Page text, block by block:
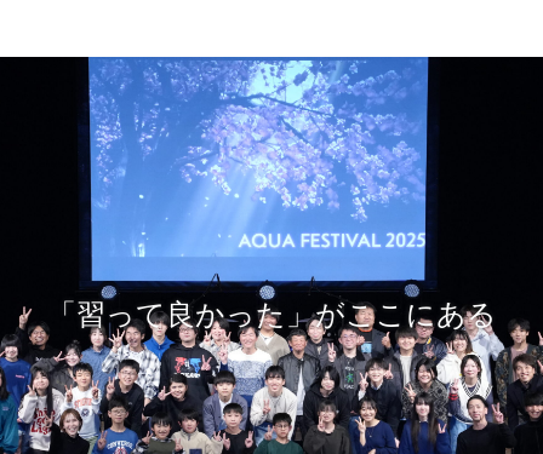
「習って良かった」がここにある